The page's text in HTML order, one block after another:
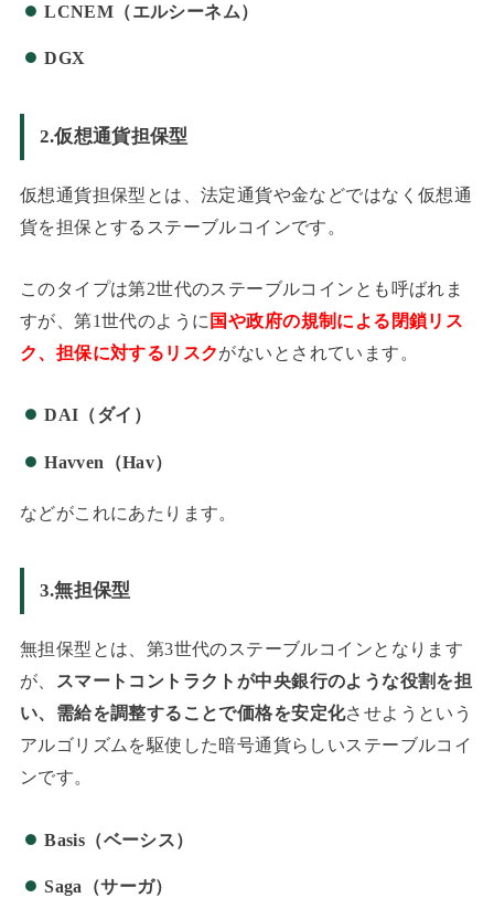
LCNEM（エルシーネム）
DGX
2.仮想通貨担保型
仮想通貨担保型とは、法定通貨や金などではなく仮想通
貨を担保とするステーブルコインです。
このタイプは第2世代のステーブルコインとも呼ばれま
すが、第1世代のように 国や政府の規制による閉鎖リス
ク、担保に対するリスクがないとされています。
DAI（ダイ）
Havven（Hav）
などがこれにあたります。
3.無担保型
無担保型とは、第3世代のステーブルコインとなります
が、 スマートコントラクトが中央銀行のような役割を担
い、 需給を調整することで価格を安定化させようという
アルゴリズムを駆使した暗号通貨らしいステーブルコイ
ンです。
Basis（ベーシス）
Saga（サーガ）